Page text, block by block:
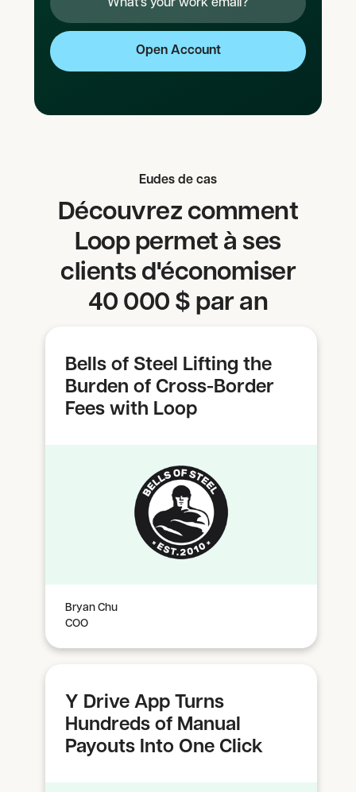
Eudes de cas
Découvrez comment
Loop permet à ses
clients d'économiser
40 000 $ par an
Bells of Steel Lifting the
Burden of Cross-Border
Fees with Loop
Bryan Chu
COO
Y Drive App Turns
Hundreds of Manual
Payouts Into One Click